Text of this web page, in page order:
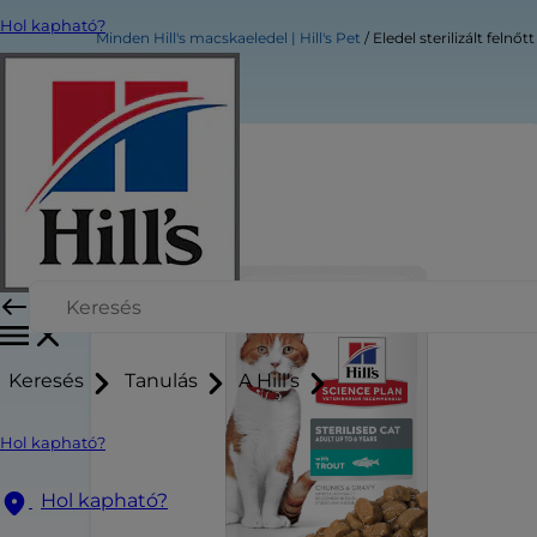
Hol kapható?
Keresés Tanulás A Hill's
Hol kapható?
Hol kapható?
Minden Hill's macskaeledel | Hill's Pet Eledel sterilizált